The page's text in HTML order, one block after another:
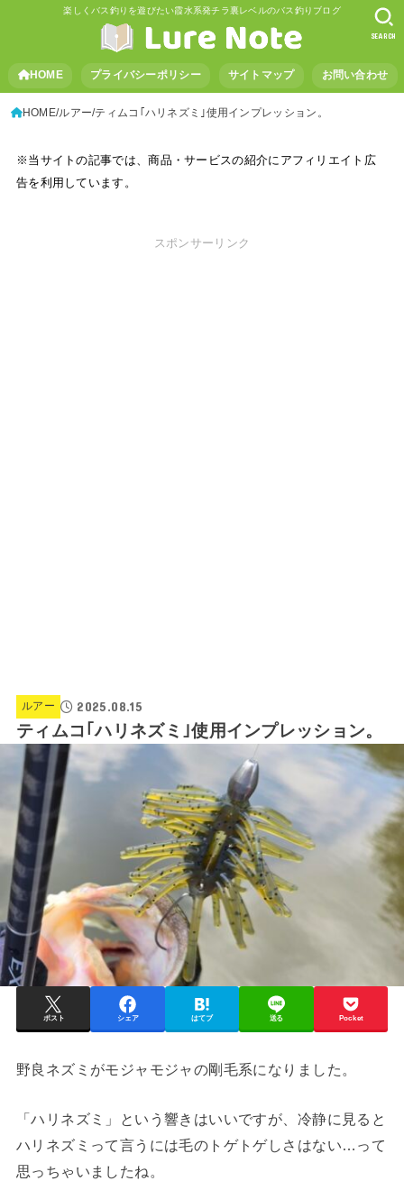
楽しくバス釣りを遊びたい霞水系発チラ裏レベルのバス釣りブログ
HOME プライバシーポリシー サイトマップ お問い合わせ
SEARCH
HOME ルアー ティムコ｢ハリネズミ｣使用インプレッション。
※当サイトの記事では、商品・サービスの紹介にアフィリエイト広
告を利用しています。
スポンサーリンク
ルアー 2025.08.15
ティムコ｢ハリネズミ｣使用インプレッション。
ポスト シェア はてブ 送る Pocket
野良ネズミがモジャモジャの剛毛系になりました。
「ハリネズミ」という響きはいいですが、冷静に見ると
ハリネズミって言うには毛のトゲトゲしさはない…って
思っちゃいましたね。